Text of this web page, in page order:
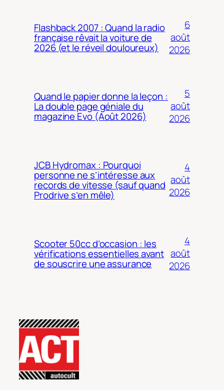
Flashback 2007 : Quand la radio
française rêvait la voiture de
2026 (et le réveil douloureux)
6
août
2026
Quand le papier donne la leçon :
La double page géniale du
magazine Evo (Août 2026)
5
août
2026
JCB Hydromax : Pourquoi
personne ne s’intéresse aux
records de vitesse (sauf quand
Prodrive s’en mêle)
4
août
2026
Scooter 50cc d’occasion : les
vérifications essentielles avant
de souscrire une assurance
4
août
2026